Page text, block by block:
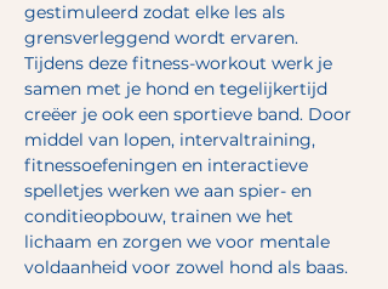
gestimuleerd zodat elke les als
grensverleggend wordt ervaren.
Tijdens deze fitness-workout werk je
samen met je hond en tegelijkertijd
creëer je ook een sportieve band. Door
middel van lopen, intervaltraining,
fitnessoefeningen en interactieve
spelletjes werken we aan spier- en
conditieopbouw, trainen we het
lichaam en zorgen we voor mentale
voldaanheid voor zowel hond als baas.